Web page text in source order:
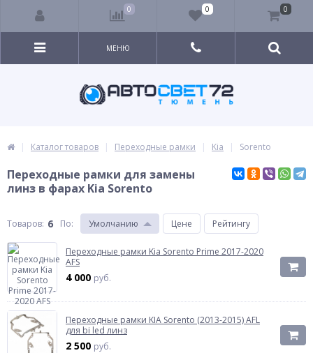
МЕНЮ
Каталог товаров Переходные рамки Kia Sorento
Переходные рамки для замены
линз в фарах Kia Sorento
Товаров: 6 По: Умолчанию Цене Рейтингу
Переходные рамки Kia Sorento Prime 2017-2020
AFS
4 000 руб.
Переходные рамки KIA Sorento (2013-2015) AFL
для bi led линз
2 500 руб.
0 0 0